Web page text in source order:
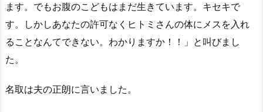
ます。でもお腹のこどもはまだ生きています。キセキで
す。しかしあなたの許可なくヒトミさんの体にメスを入れ
ることなんてできない。わかりますか！！」と叫びまし
た。
名取は夫の正朗に言いました。